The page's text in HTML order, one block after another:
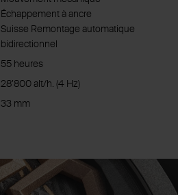
Échappement à ancre
Suisse Remontage automatique
bidirectionnel
55 heures
28’800 alt/h. (4 Hz)
33 mm